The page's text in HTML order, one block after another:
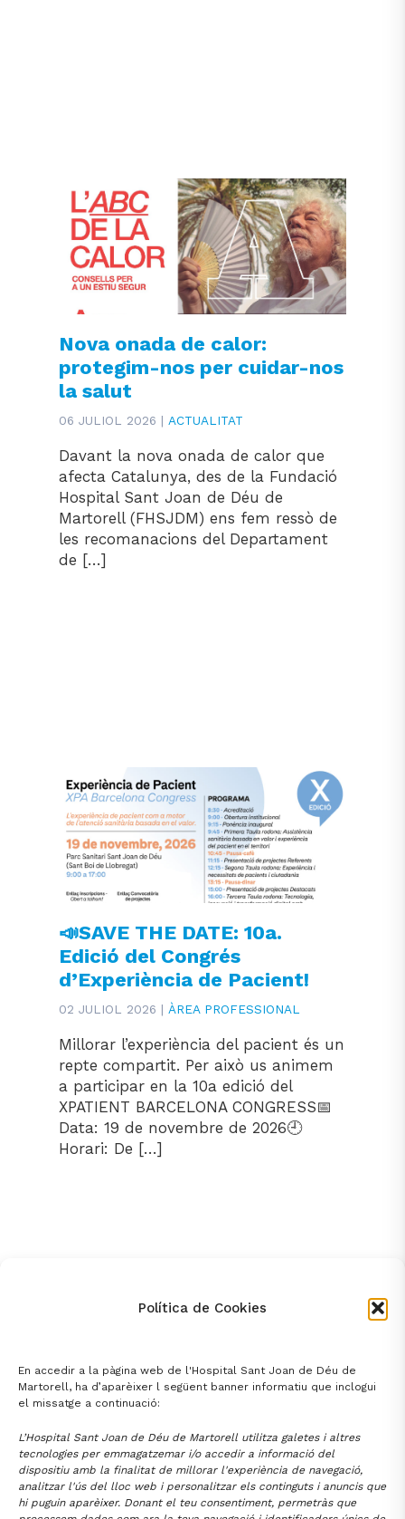
Política de Cookies
En accedir a la pàgina web de l'Hospital Sant Joan de Déu de
Martorell, ha d’aparèixer l següent banner informatiu que inclogui
el missatge a continuació:
L’Hospital Sant Joan de Déu de Martorell utilitza galetes i altres
tecnologies per emmagatzemar i/o accedir a informació del
dispositiu amb la finalitat de millorar l'experiència de navegació,
analitzar l'ús del lloc web i personalitzar els continguts i anuncis que
hi puguin aparèixer. Donant el teu consentiment, permetràs que
Nova onada de calor:
protegim-nos per cuidar-nos
la salut
06 JULIOL 2026 | ACTUALITAT
Davant la nova onada de calor que
afecta Catalunya, des de la Fundació
Hospital Sant Joan de Déu de
Martorell (FHSJDM) ens fem ressò de
les recomanacions del Departament
de […]
📣SAVE THE DATE: 10a.
Edició del Congrés
d’Experiència de Pacient!
02 JULIOL 2026 | ÀREA PROFESSIONAL
Millorar l’experiència del pacient és un
repte compartit. Per això us animem
a participar en la 10a edició del
XPATIENT BARCELONA CONGRESS📅
Data: 19 de novembre de 2026🕘
Horari: De […]
Entrades més antigues